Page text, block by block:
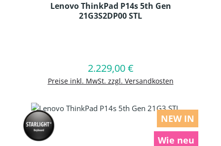
Lenovo ThinkPad P14s 5th Gen
21G3S2DP00 STL
Regulärer Preis:
2.229,00 €
Preise inkl. MwSt. zzgl. Versandkosten
In den Warenkorb
NEW IN
Wie neu